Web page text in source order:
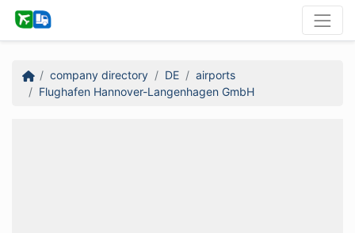
company directory DE
airports
Flughafen Hannover-Langenhagen GmbH